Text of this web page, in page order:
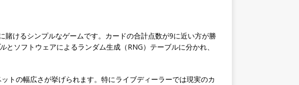
けるシンプルなゲームです。カードの合計点数が9に近い方が勝
とソフトウェアによるランダム生成（RNG）テーブルに分かれ、
トの幅広さが挙げられます。特にライブディーラーでは現実のカ